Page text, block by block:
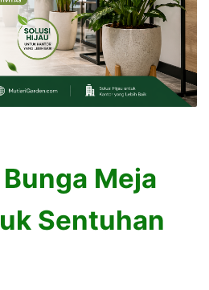
Meja
Sentuhan